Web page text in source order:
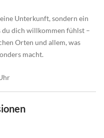
Unterkunft, sondern ein
du dich willkommen fühlst –
Orten und allem, was
macht.